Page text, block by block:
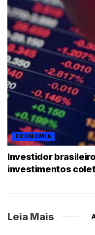
ECONOMIA
Investidor
investimentos
Leia Mais